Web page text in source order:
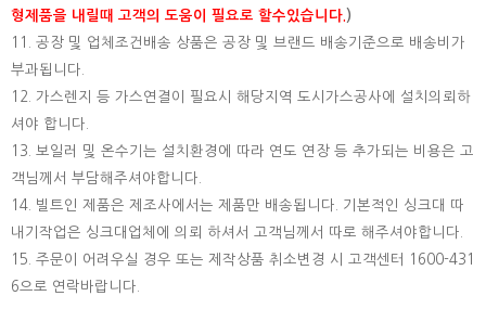
형제품을 내릴때 고객의 도움이 필요로 할수있습니다. )
11. 공장 및 업체조건배송 상품은 공장 및 브랜드 배송기준으로 배송비가
부과됩니다.
12. 가스렌지 등 가스연결이 필요시 해당지역 도시가스공사에 설치의뢰하
셔야 합니다.
13. 보일러 및 온수기는 설치환경에 따라 연도 연장 등 추가되는 비용은 고
객님께서 부담해주셔야합니다.
14. 빌트인 제품은 제조사에서는 제품만 배송됩니다. 기본적인 싱크대 따
내기작업은 싱크대업체에 의뢰 하셔서 고객님께서 따로 해주셔야합니다.
15. 주문이 어려우실 경우 또는 제작상품 취소변경 시 고객센터 1600-431
6으로 연락바랍니다.